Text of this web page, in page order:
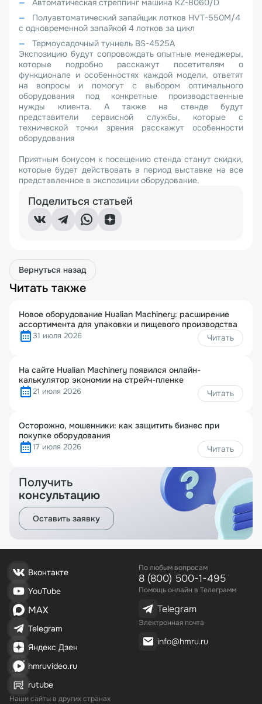
Автоматическая стреппинг машина KZ-8060/D
Полуавтоматический запайщик лотков HVT-550M/4
с одновременной запайкой 4 лотков за цикл
Термоусадочный туннель BS-4525A
Экспозицию будут сопровождать опытные менеджеры,
которые подробно расскажут посетителям о
функционале и особенностях каждой модели, ответят
на вопросы и помогут с выбором оптимального
оборудования под конкретные производственные
нужды клиента. А также на стенде будут
представители сервисной службы, которые с
технической точки зрения расскажут особенности
оборудования
Приятным бонусом к посещению стенда станут скидки,
которые будет действовать в период выставке на все
представленное в экспозиции оборудование.
Поделиться статьей
Вернуться назад
Читать также
Новое оборудование Hualian Machinery: расширение
ассортимента для упаковки и пищевого производства
31 июля 2026 Читать
На сайте Hualian Machinery появился онлайн-
калькулятор экономии на стрейч-пленке
21 июля 2026 Читать
Осторожно, мошенники: как защитить бизнес при
покупке оборудования
17 июля 2026 Читать
Получить
консультацию
Оставить заявку
Вконтакте
YouTube
MAX
Telegram
Яндекс Дзен
hmruvideo.ru
rutube
Наши сайты в других странах
По любым вопросам
8 (800) 500-1-495
Помощь онлайн в Телеграмм
Telegram
Электронная почта
info@hmru.ru